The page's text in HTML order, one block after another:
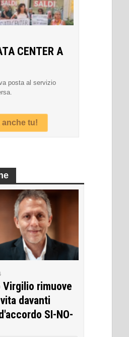
CENTER A
posta al servizio
tu!
Virgilio rimuove
davanti
SI-NO-